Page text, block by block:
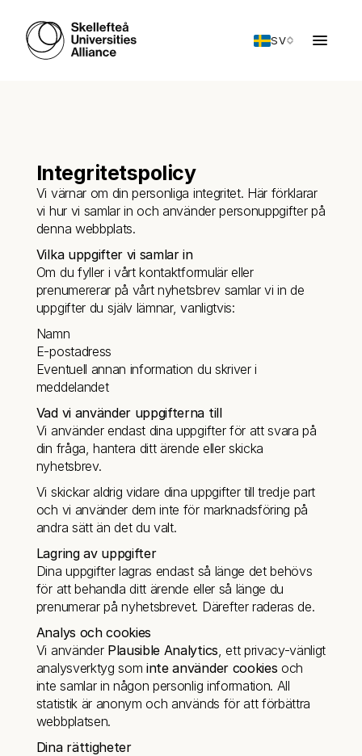
SV
Integritetspolicy
Vi värnar om din personliga integritet. Här förklarar
vi hur vi samlar in och använder personuppgifter på
denna webbplats.
Vilka uppgifter vi samlar in
Om du fyller i vårt kontaktformulär eller
prenumererar på vårt nyhetsbrev samlar vi in de
uppgifter du själv lämnar, vanligtvis:
Namn
E-postadress
Eventuell annan information du skriver i
meddelandet
Vad vi använder uppgifterna till
Vi använder endast dina uppgifter för att svara på
din fråga, hantera ditt ärende eller skicka
nyhetsbrev.
Vi skickar aldrig vidare dina uppgifter till tredje part
och vi använder dem inte för marknadsföring på
andra sätt än det du valt.
Lagring av uppgifter
Dina uppgifter lagras endast så länge det behövs
för att behandla ditt ärende eller så länge du
prenumerar på nyhetsbrevet. Därefter raderas de.
Analys och cookies
Vi använder Plausible Analytics, ett privacy-vänligt
analysverktyg som inte använder cookies och
inte samlar in någon personlig information. All
statistik är anonym och används för att förbättra
webbplatsen.
Dina rättigheter